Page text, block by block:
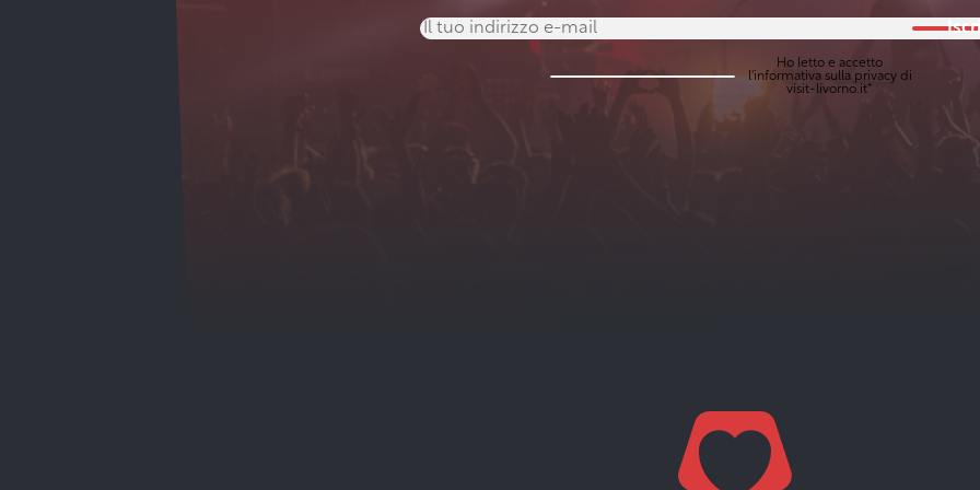
Ho letto e accetto
l'informativa sulla privacydi
visit-livorno.it*